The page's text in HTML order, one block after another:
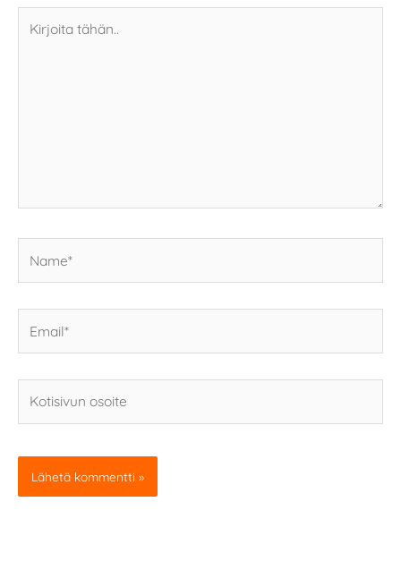
tähän..
osoite